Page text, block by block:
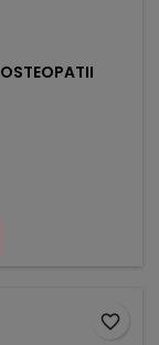
favorite_border